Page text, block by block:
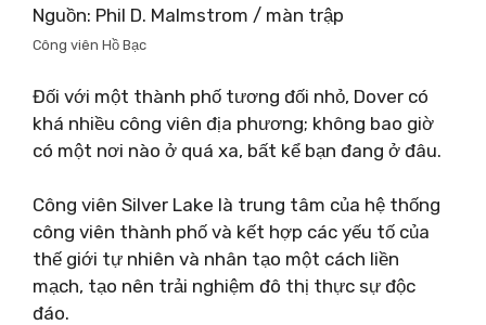
Nguồn: Phil D. Malmstrom / màn trập
Công viên Hồ Bạc
Đối với một thành phố tương đối nhỏ, Dover có
khá nhiều công viên địa phương; không bao giờ
có một nơi nào ở quá xa, bất kể bạn đang ở đâu.
Công viên Silver Lake là trung tâm của hệ thống
công viên thành phố và kết hợp các yếu tố của
thế giới tự nhiên và nhân tạo một cách liền
mạch, tạo nên trải nghiệm đô thị thực sự độc
đáo.